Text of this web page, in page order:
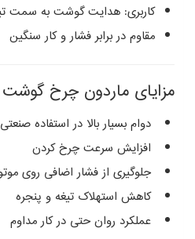
کاربری: هدایت گوشت به سمت
مقاوم در برابر فشار و کار سنگین
مزایای ماردون چرخ گوشت
دوام بسیار بالا در استفاده صنعتی
افزایش سرعت چرخ‌ کردن
جلوگیری از فشار اضافی روی
کاهش استهلاک تیغه و پنجره
عملکرد روان حتی در کار مداوم